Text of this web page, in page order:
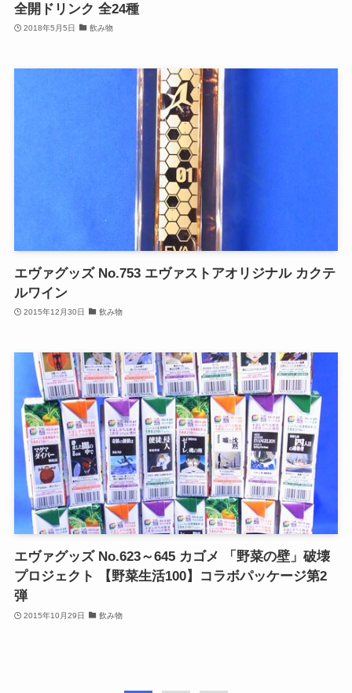
全開ドリンク 全24種
2018年5月5日 飲み物
エヴァグッズ No.753 エヴァストアオリジナル カクテ
ルワイン
2015年12月30日 飲み物
エヴァグッズ No.623～645 カゴメ 「野菜の壁」破壊
プロジェクト 【野菜生活100】コラボパッケージ第2
弾
2015年10月29日 飲み物